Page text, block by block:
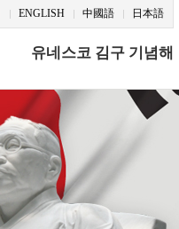
ENGLISH 中國語 日本語
유네스코 김구 기념해